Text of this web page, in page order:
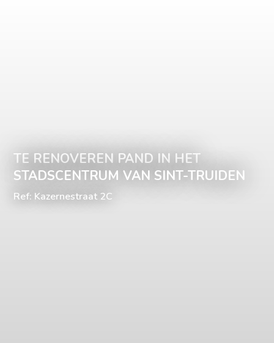
TE RENOVEREN PAND IN HET
STADSCENTRUM VAN SINT-TRUIDEN
Ref: Kazernestraat 2C